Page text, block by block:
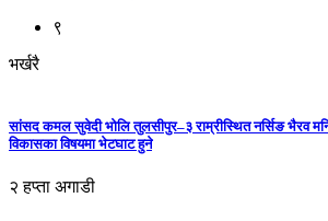
९
भर्खरै
सांसद कमल सुवेदी भोलि तुलसीपुर–३ राम्रीस्थित नर्सिङ भैरव
विकासका विषयमा भेटघाट हुने
२ हप्ता अगाडी